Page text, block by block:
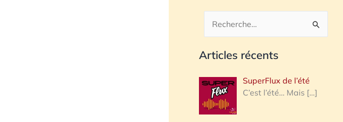
c
h
r
Articles récents
SuperFlux de l’été
C’est l’été… Mais […]